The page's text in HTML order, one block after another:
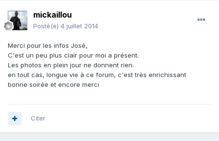
mickaillou
Posté(e) 4 juillet 2014
Merci pour les infos José,
C'est un peu plus clair pour moi a présent.
Les photos en plein jour ne donnent rien.
en tout cas, longue vie à ce forum, c'est très enrichissant
bonne soirée et encore merci
Citer